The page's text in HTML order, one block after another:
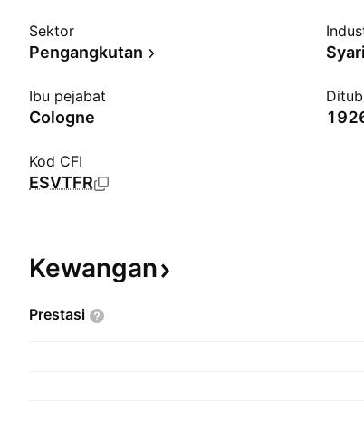
Sektor
Pengangkutan
Ibu pejabat
Cologne
Kod CFI
ESVTFR
Kewangan
Prestasi